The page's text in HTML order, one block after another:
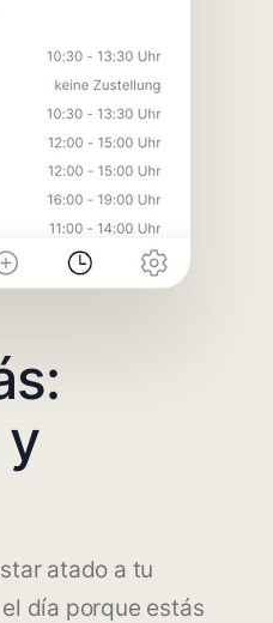
atado a tu
día porque estás